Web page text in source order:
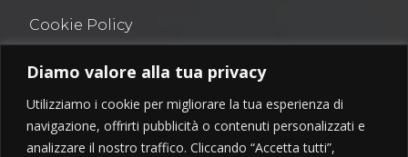
Diamo valore alla tua privacy
Utilizziamo i cookie per migliorare la tua esperienza di
navigazione, offrirti pubblicità o contenuti personalizzati e
analizzare il nostro traffico. Cliccando “Accetta tutti”,
Cookie Policy
Tutti i diritti sono riservati